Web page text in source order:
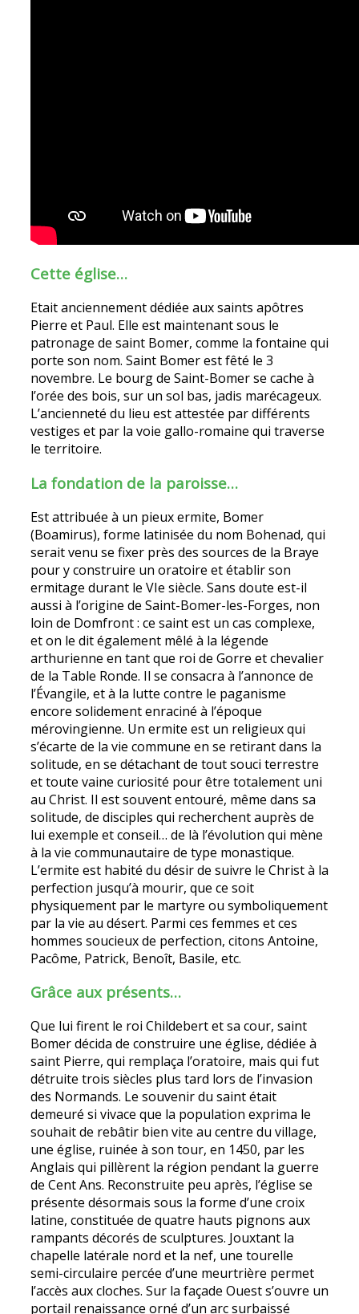
Cette église…
Etait anciennement dédiée aux saints apôtres
Pierre et Paul. Elle est maintenant sous le
patronage de saint Bomer, comme la fontaine qui
porte son nom. Saint Bomer est fêté le 3
novembre. Le bourg de Saint-Bomer se cache à
l’orée des bois, sur un sol bas, jadis marécageux.
L’ancienneté du lieu est attestée par différents
vestiges et par la voie gallo-romaine qui traverse
le territoire.
La fondation de la paroisse…
Est attribuée à un pieux ermite, Bomer
(Boamirus), forme latinisée du nom Bohenad, qui
serait venu se fixer près des sources de la Braye
pour y construire un oratoire et établir son
ermitage durant le VIe siècle. Sans doute est-il
aussi à l’origine de Saint-Bomer-les-Forges, non
loin de Domfront : ce saint est un cas complexe,
et on le dit également mêlé à la légende
arthurienne en tant que roi de Gorre et chevalier
de la Table Ronde. Il se consacra à l’annonce de
l’Évangile, et à la lutte contre le paganisme
encore solidement enraciné à l’époque
mérovingienne. Un ermite est un religieux qui
s’écarte de la vie commune en se retirant dans la
solitude, en se détachant de tout souci terrestre
et toute vaine curiosité pour être totalement uni
au Christ. Il est souvent entouré, même dans sa
solitude, de disciples qui recherchent auprès de
lui exemple et conseil… de là l’évolution qui mène
à la vie communautaire de type monastique.
L’ermite est habité du désir de suivre le Christ à la
perfection jusqu’à mourir, que ce soit
physiquement par le martyre ou symboliquement
par la vie au désert. Parmi ces femmes et ces
hommes soucieux de perfection, citons Antoine,
Pacôme, Patrick, Benoît, Basile, etc.
Grâce aux présents…
Que lui firent le roi Childebert et sa cour, saint
Bomer décida de construire une église, dédiée à
saint Pierre, qui remplaça l’oratoire, mais qui fut
détruite trois siècles plus tard lors de l’invasion
des Normands. Le souvenir du saint était
demeuré si vivace que la population exprima le
souhait de rebâtir bien vite au centre du village,
une église, ruinée à son tour, en 1450, par les
Anglais qui pillèrent la région pendant la guerre
de Cent Ans. Reconstruite peu après, l’église se
présente désormais sous la forme d’une croix
latine, constituée de quatre hauts pignons aux
rampants décorés de sculptures. Jouxtant la
chapelle latérale nord et la nef, une tourelle
semi-circulaire percée d’une meurtrière permet
l’accès aux cloches. Sur la façade Ouest s’ouvre un
portail renaissance orné d’un arc surbaissé